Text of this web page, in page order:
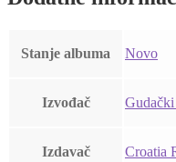
Stanje albuma Novo
Izvođač Gudački
Izdavač Croatia